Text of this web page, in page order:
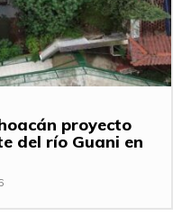
proyecto
del río Guani en